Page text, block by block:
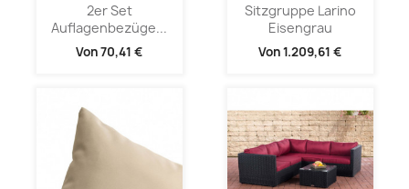
2er Set
Auflagenbezüge...
Von70,41 €
Sitzgruppe Larino
Eisengrau
Von1.209,61 €